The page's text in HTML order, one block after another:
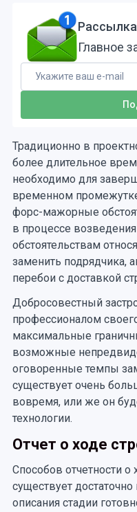
Главное
Традиционно в
более длительное
необходимо для
временном
форс-мажорные
в процессе
обстоятельствам
заменить подрядчика,
перебои с доставкой
Добросовестный
профессионалом
максимальные
возможные
оговоренные темпы
существует очень
вовремя, или же он
технологии.
Отчет о ходе
Способов отчетности о
существует достаточно
описания стадии